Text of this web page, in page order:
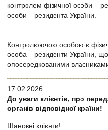
контролем фізичної особи –
особи – резидента України.
Контролюючою особою є
особа – резиденти України,
опосередкованими
17.02.2026
До уваги клієнтів, про
органів відповідної країни!
Шановні клієнти!